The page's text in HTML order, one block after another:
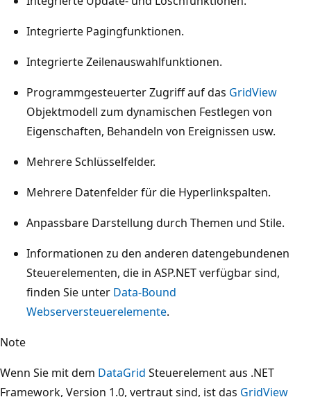
Integrierte Pagingfunktionen.
Integrierte Zeilenauswahlfunktionen.
Programmgesteuerter Zugriff auf das GridView
Objektmodell zum dynamischen Festlegen von
Eigenschaften, Behandeln von Ereignissen usw.
Mehrere Schlüsselfelder.
Mehrere Datenfelder für die Hyperlinkspalten.
Anpassbare Darstellung durch Themen und Stile.
Informationen zu den anderen datengebundenen
Steuerelementen, die in ASP.NET verfügbar sind,
finden Sie unter Data-Bound
Webserversteuerelemente.
Note
Wenn Sie mit dem DataGrid Steuerelement aus .NET
Framework, Version 1.0, vertraut sind, ist das GridView